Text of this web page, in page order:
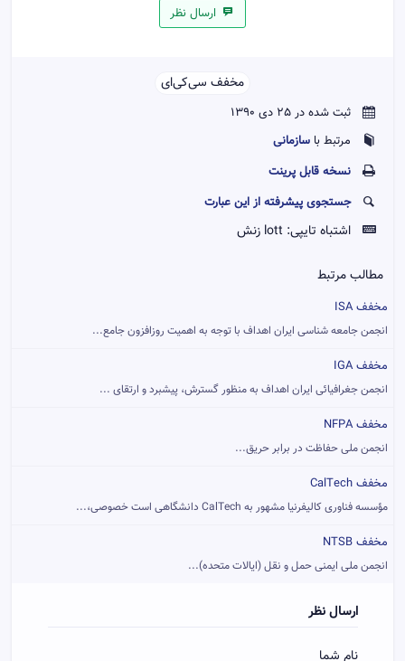
ارسال نظر
مخفف سی‌کی‌ای‌‌
ثبت شده در 25 دی 1390
مرتبط باسازمانی
نسخه قابل پرينت
جستجوی پیشرفته از این عبارت
اشتباه تایپی: lott زنش
مطالب مرتبط
مخفف ISA
انجمن جامعه شناسی ایران اهداف با توجه به اهمیت روزافزون جامع...
مخفف IGA
انجمن جغرافیائی ایران اهداف به منظور گسترش، پیشبرد و ارتقای ...
مخفف NFPA
انجمن ملی حفاظت در برابر حریق...
مخفف CalTech
مؤسسه فناوری کالیفرنیا‏ مشهور به CalTech دانشگاهی است خصوصی،...
مخفف NTSB
انجمن ملی ایمنی حمل و نقل (ایالات متحده)...
ارسال نظر
نام شما